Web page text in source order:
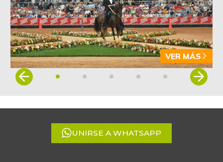
VER MÁS
Item
5
UNIRSE A WHATSAPP